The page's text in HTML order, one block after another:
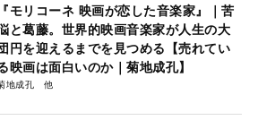
『モリコーネ 映画が恋した音楽家』｜苦
と葛藤。世界的映画音楽家が人生の大
円を迎えるまでを見つめる【売れてい
映画は面白いのか｜菊地成孔】
地成孔